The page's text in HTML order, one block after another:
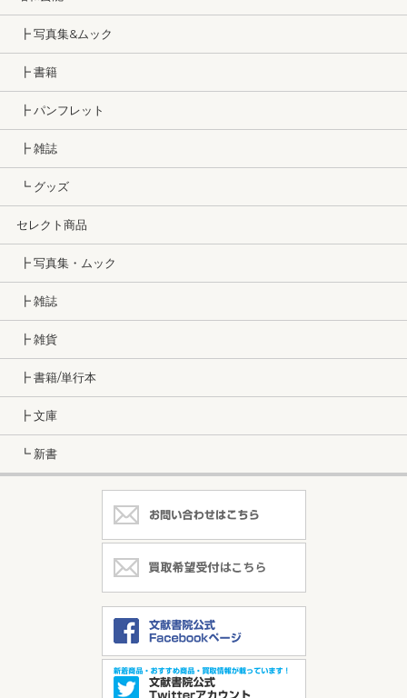
┣ 写真集&ムック
┣ 書籍
┣ パンフレット
┣ 雑誌
┗ グッズ
セレクト商品
┣ 写真集・ムック
┣ 雑誌
┣ 雑貨
┣ 書籍/単行本
┣ 文庫
┗ 新書